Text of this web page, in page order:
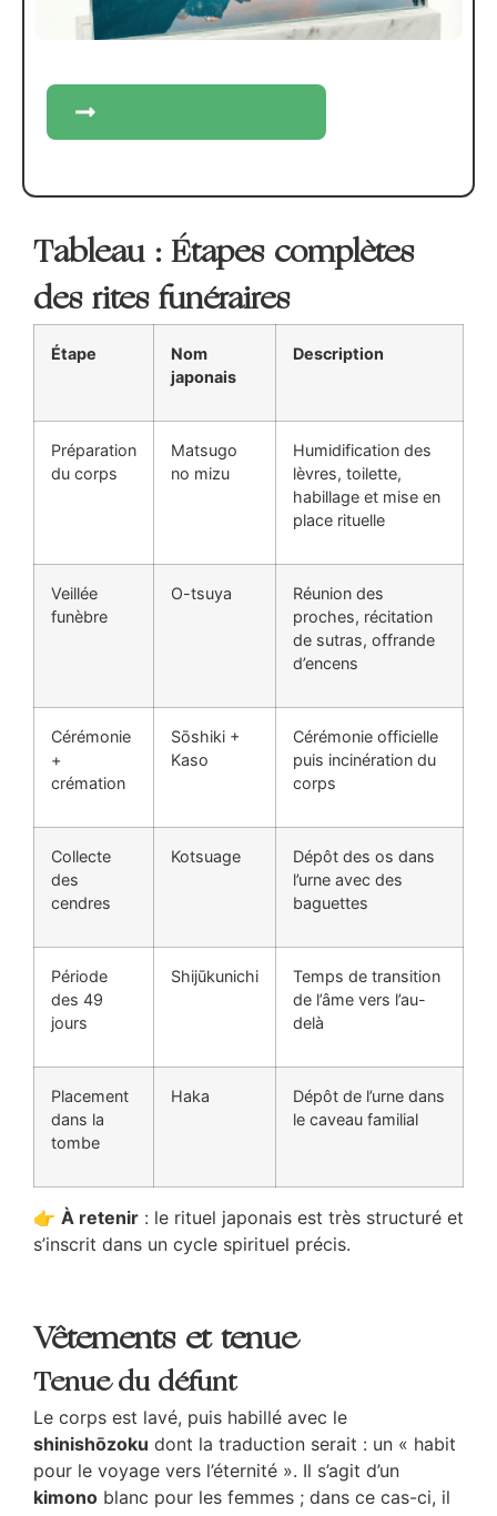
Tableau : Étapes complètes
des rites funéraires
Étape
Nom
japonais
Description
Préparation
du corps
Matsugo
no mizu
Humidification des
lèvres, toilette,
habillage et mise en
place rituelle
Veillée
funèbre
O-tsuya
Réunion des
proches, récitation
de sutras, offrande
d’encens
Cérémonie
+
crémation
Sōshiki +
Kaso
Cérémonie officielle
puis incinération du
corps
Collecte
des
cendres
Kotsuage
Dépôt des os dans
l’urne avec des
baguettes
Période
des 49
jours
Shijūkunichi
Temps de transition
de l’âme vers l’au-
delà
Placement
dans la
tombe
Haka
Dépôt de l’urne dans
le caveau familial
👉 À retenir : le rituel japonais est très structuré et
s’inscrit dans un cycle spirituel précis.
Vêtements et tenue
Tenue du défunt
Le corps est lavé, puis habillé avec le
shinishōzoku dont la traduction serait : un « habit
pour le voyage vers l’éternité ». Il s’agit d’un
kimono blanc pour les femmes ; dans ce cas-ci, il